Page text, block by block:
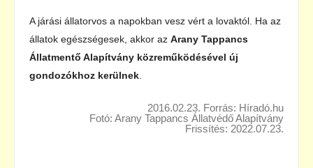
A járási állatorvos a napokban vesz vért a lovaktól. Ha az
állatok egészségesek, akkor az Arany Tappancs
Állatmentő Alapítvány közreműködésével új
gondozókhoz kerülnek
2016.02.23. Forrás: Híradó.hu
Fotó: Arany Tappancs Állatvédő Alapítvány
Frissítés: 2022.07.23.